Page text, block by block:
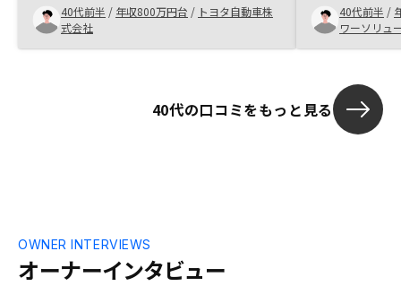
40代前半 / 年収800万円台 / トヨタ自動車株
式会社
40代前半 /
ワーソリュ
40代の口コミをもっと見る
オーナーインタビュー
OWNER INTERVIEWS